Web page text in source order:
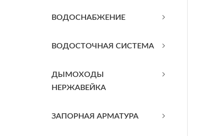
BОДОСНАБЖЕНИЕ
ВОДОСТОЧНАЯ СИСТЕМА
ДЫМОХОДЫ
НЕРЖАВЕЙКА
ЗАПОРНАЯ АРМАТУРА